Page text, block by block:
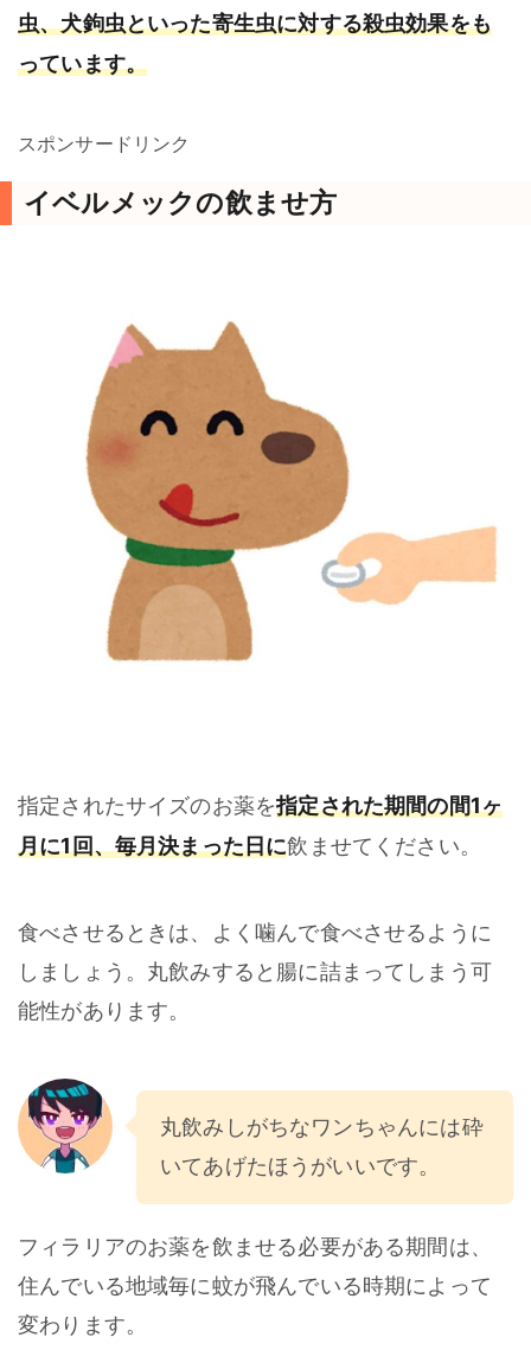
虫、犬鉤虫といった寄生虫に対する殺虫効果をも
っています。
スポンサードリンク
イベルメックの飲ませ方
指定されたサイズのお薬を指定された期間の間1ヶ
月に1回、毎月決まった日に飲ませてください。
食べさせるときは、よく噛んで食べさせるように
しましょう。丸飲みすると腸に詰まってしまう可
能性があります。
丸飲みしがちなワンちゃんには砕
いてあげたほうがいいです。
フィラリアのお薬を飲ませる必要がある期間は、
住んでいる地域毎に蚊が飛んでいる時期によって
変わります。